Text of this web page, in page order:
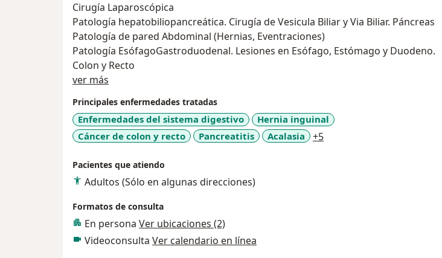
Cirugía Laparoscópica
Patología hepatobiliopancreática. Cirugía de Vesicula Biliar y Via Biliar. Páncreas
Patología de pared Abdominal (Hernias, Eventraciones)
Patología EsófagoGastroduodenal. Lesiones en Esófago, Estómago y Duodeno.
Colon y Recto
ver más
Principales enfermedades tratadas
Enfermedades del sistema digestivo
Hernia inguinal
Cáncer de colon y recto
Pancreatitis Acalasia +5a11y_sr_more_diseases
Pacientes que atiendo
Adultos (Sólo en algunas direcciones)
Formatos de consulta
En persona Ver ubicaciones (2)
Videoconsulta Ver calendario en línea